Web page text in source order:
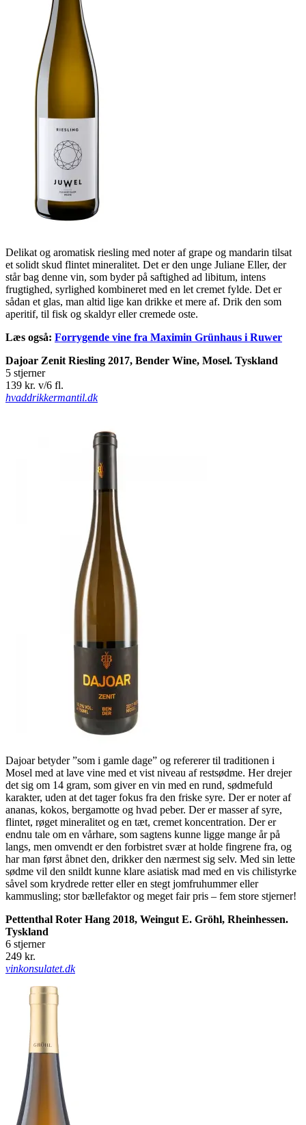
Delikat og aromatisk riesling med noter af grape og mandarin tilsat
et solidt skud flintet mineralitet. Det er den unge Juliane Eller, der
står bag denne vin, som byder på saftighed ad libitum, intens
frugtighed, syrlighed kombineret med en let cremet fylde. Det er
sådan et glas, man altid lige kan drikke et mere af. Drik den som
aperitif, til fisk og skaldyr eller cremede oste.
Læs også: Forrygende vine fra Maximin Grünhaus i Ruwer
Dajoar Zenit Riesling 2017, Bender Wine, Mosel. Tyskland
5 stjerner
139 kr. v/6 fl.
hvaddrikkermantil.dk
Dajoar betyder ”som i gamle dage” og refererer til traditionen i
Mosel med at lave vine med et vist niveau af restsødme. Her drejer
det sig om 14 gram, som giver en vin med en rund, sødmefuld
karakter, uden at det tager fokus fra den friske syre. Der er noter af
ananas, kokos, bergamotte og hvad peber. Der er masser af syre,
flintet, røget mineralitet og en tæt, cremet koncentration. Der er
endnu tale om en vårhare, som sagtens kunne ligge mange år på
langs, men omvendt er den forbistret svær at holde fingrene fra, og
har man først åbnet den, drikker den nærmest sig selv. Med sin lette
sødme vil den snildt kunne klare asiatisk mad med en vis chilistyrke
såvel som krydrede retter eller en stegt jomfruhummer eller
kammusling; stor bællefaktor og meget fair pris – fem store stjerner!
Pettenthal Roter Hang 2018, Weingut E. Gröhl, Rheinhessen.
Tyskland
6 stjerner
249 kr.
vinkonsulatet.dk